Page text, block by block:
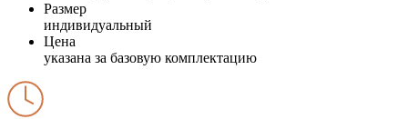
Размер
индивидуальный
Цена
указана за базовую комплектацию